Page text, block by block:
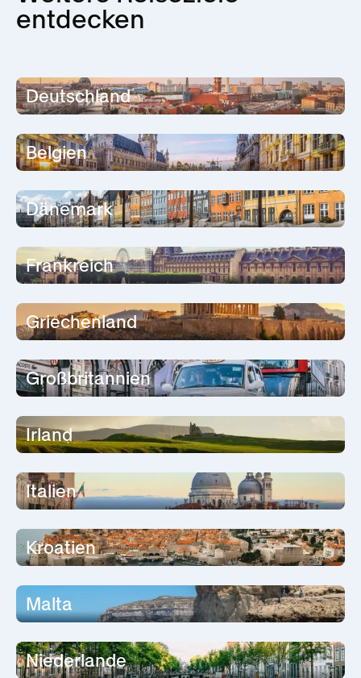
red dot design museum Essen
entdecken
Deutschland
Belgien
Dänemark
Frankreich
Griechenland
Großbritannien
Irland
Italien
Kroatien
Malta
Niederlande